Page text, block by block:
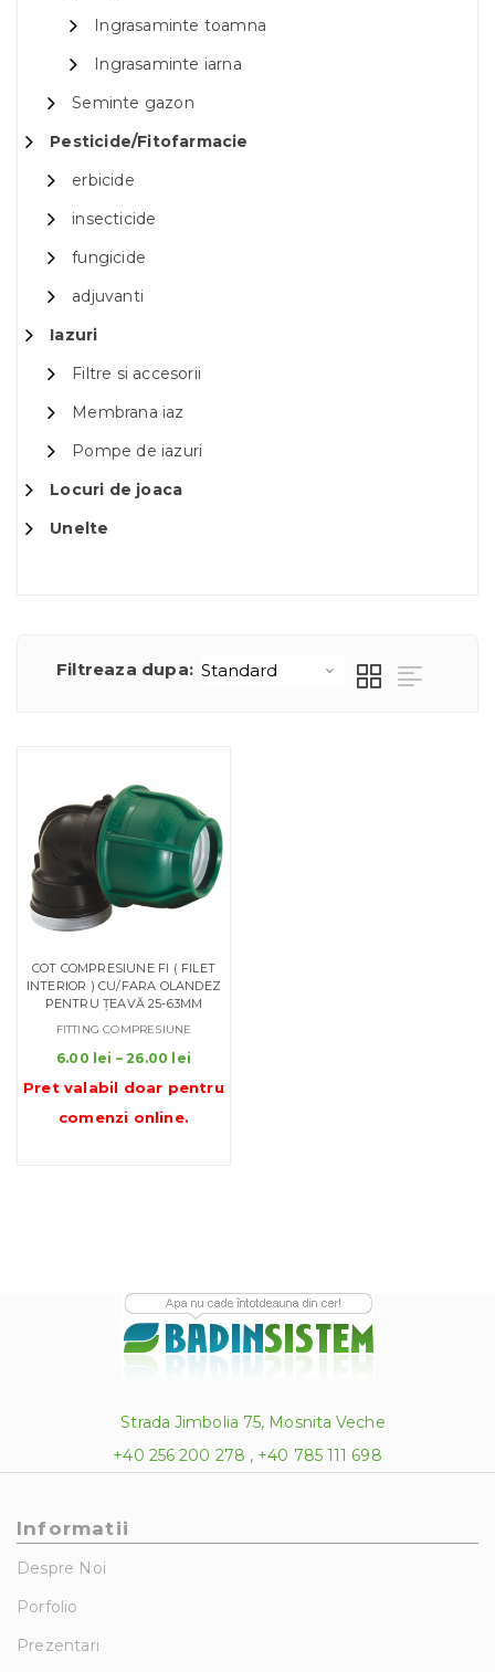
Ingrasaminte toamna
Ingrasaminte iarna
Seminte gazon
Pesticide/Fitofarmacie
erbicide
insecticide
fungicide
adjuvanti
Iazuri
Filtre si accesorii
Membrana iaz
Pompe de iazuri
Locuri de joaca
Unelte
Filtreaza dupa:
COT COMPRESIUNE FI ( FILET
INTERIOR ) CU/FARA OLANDEZ
PENTRU ȚEAVĂ 25-63MM
FITTING COMPRESIUNE
6.00 lei – 26.00 lei
prețuri:
Pret valabil doar pentru
comenzi online.
Strada Jimbolia 75, Mosnita Veche
+40 256 200 278 , +40 785 111 698
Informatii
Despre Noi
Porfolio
Prezentari